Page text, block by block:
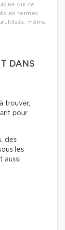
qui ne
en termes
même
DANS
trouver,
pour
des
les
aussi